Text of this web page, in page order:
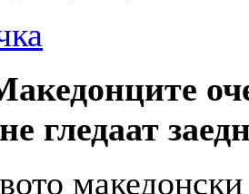
гледаат
македонски